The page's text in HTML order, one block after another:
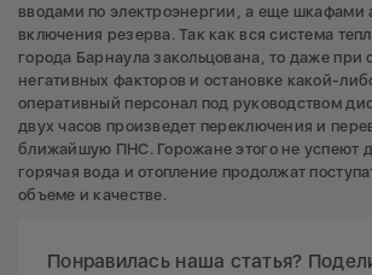
вводами по электроэнергии, а еще шкафами
включения резерва. Так как вся система
города Барнаула закольцована, то даже при
негативных факторов и остановке какой-
оперативный персонал под руководством
двух часов произведет переключения и
ближайшую ПНС. Горожане этого не успеют
горячая вода и отопление продолжат
объеме и качестве.
Понравилась наша статья?